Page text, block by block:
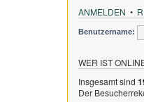
ANMELDEN •
Benutzername:
WER IST
Insgesamt sind
Der